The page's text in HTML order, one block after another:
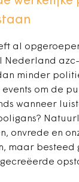
al
Nederland
minder
events om de
wanneer
onvrede en
maar